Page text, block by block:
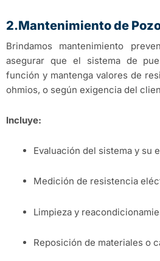
2.Mantenimiento de
Brindamos mantenimiento
asegurar que el sistema de
función y mantenga valores de
ohmios, o según exigencia del
Incluye:
Evaluación del sistema y su
Medición de resistencia
Limpieza y
Reposición de materiales o